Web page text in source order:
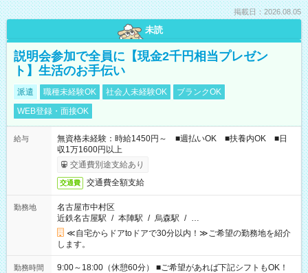
掲載日：2026.08.05
未読
説明会参加で全員に【現金2千円相当プレゼン
ト】生活のお手伝い
派遣 職種未経験OK 社会人未経験OK
ブランクOK
WEB登録・面接OK
給与
無資格未経験：時給1450円～ ■週払いOK ■扶養内OK ■日
収1万1600円以上
交通費別途支給あり
交通費 交通費全額支給
勤務地
名古屋市中村区
近鉄名古屋駅 / 本陣駅 / 烏森駅 / …
≪自宅からドアtoドアで30分以内！≫ご希望の勤務地を紹介
します。
勤務時間
9:00～18:00（休憩60分） ■ご希望があれば下記シフトもOK！